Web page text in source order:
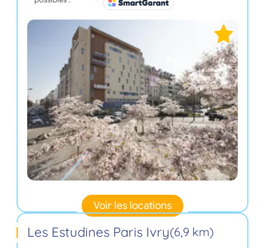
Voir les locations
Les Estudines Paris Ivry(6,9 km)